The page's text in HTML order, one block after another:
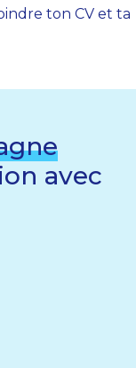
ton CV et ta
avec